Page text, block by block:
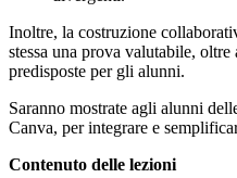
Inoltre, la costruzione
stessa una prova valutabile, oltre
predisposte per gli alunni.
Saranno mostrate agli alunni
Canva, per integrare e
Contenuto delle lezioni